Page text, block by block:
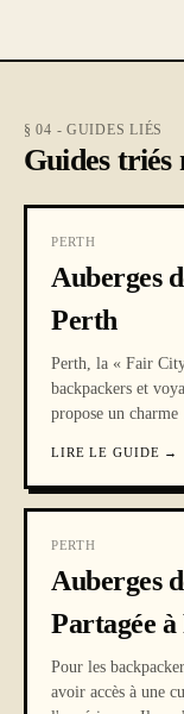
§ 04 - GUIDES LIÉS
Guides triés
PERTH
Auberges
Perth
Perth, la « Fair
backpackers et
propose un charme
LIRE LE GUIDE →
PERTH
Auberges
Partagée
Pour les
avoir accès à une